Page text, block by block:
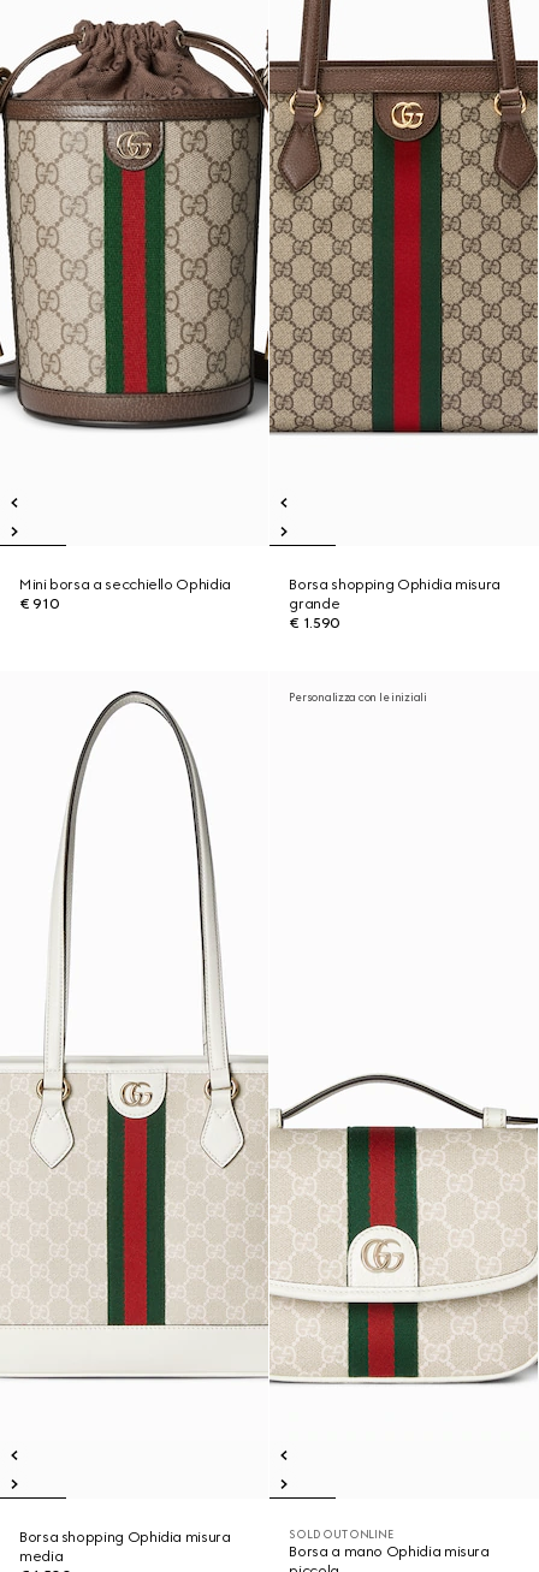
Mini borsa a secchiello Ophidia
€ 910
Borsa shopping Ophidia misura
grande
€ 1.590
Borsa shopping Ophidia misura
media
Personalizza con le iniziali
SOLD OUT ONLINE
Borsa a mano Ophidia misura